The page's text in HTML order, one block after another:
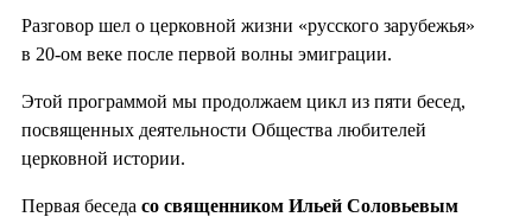
Разговор шел о церковной жизни «русского зарубежья»
в 20-ом веке после первой волны эмиграции.
Этой программой мы продолжаем цикл из пяти бесед,
посвященных деятельности Общества любителей
церковной истории.
Первая беседа со священником Ильей Соловьевым